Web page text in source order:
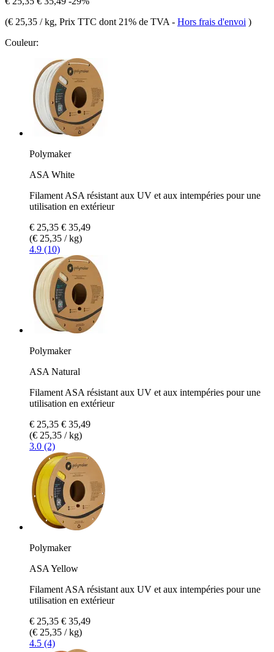
(€ 25,35 / kg, Prix TTC dont 21% de TVA - Hors frais d'envoi )
Couleur:
Polymaker
ASA White
Filament ASA résistant aux UV et aux intempéries pour une
utilisation en extérieur
€ 25,35 € 35,49
(€ 25,35 / kg)
4.9 (10)
Polymaker
ASA Natural
Filament ASA résistant aux UV et aux intempéries pour une
utilisation en extérieur
€ 25,35 € 35,49
(€ 25,35 / kg)
3.0 (2)
Polymaker
ASA Yellow
Filament ASA résistant aux UV et aux intempéries pour une
utilisation en extérieur
€ 25,35 € 35,49
(€ 25,35 / kg)
4.5 (4)